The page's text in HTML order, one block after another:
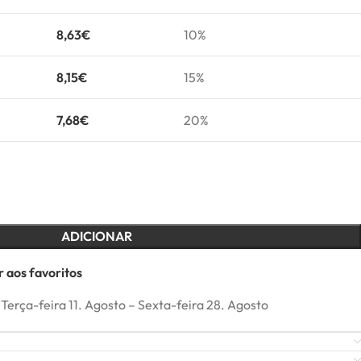
8,63€ 10%
8,15€ 15%
7,68€ 20%
ADICIONAR
aos favoritos
Terça-feira 11. Agosto – Sexta-feira 28. Agosto